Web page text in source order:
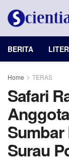
BERITA
Home TERAS
Safari
Surau